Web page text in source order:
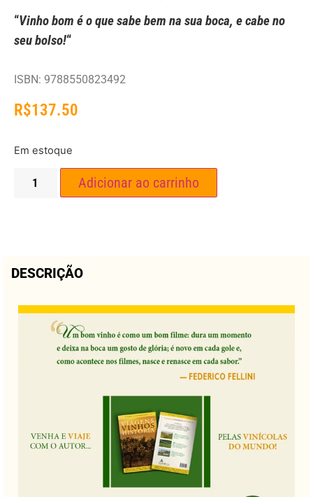
“Vinho bom é o que sabe bem na sua boca, e cabe no
seu bolso!“
ISBN: 9788550823492
R$137.50
Em estoque
Adicionar ao carrinho
DESCRIÇÃO